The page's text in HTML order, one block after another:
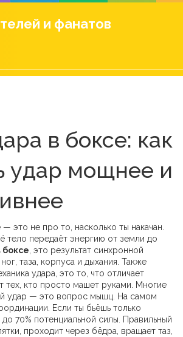
и фанатов
в боксе: как
удар мощнее и
это не про то, насколько ты накачан.
тело передаёт энергию от земли до
боксе это результат синхронной
таза, корпуса и дыхания . Также
удара , это то, что отличает
тех, кто просто машет руками.
Многие
удар — это вопрос мышц. На самом
Если ты бьёшь только
70% потенциальной силы. Правильный
проходит через бёдра, вращает таз,